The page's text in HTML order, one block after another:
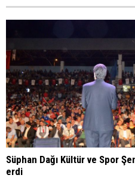
Süphan Dağı Kültür ve Spor
erdi